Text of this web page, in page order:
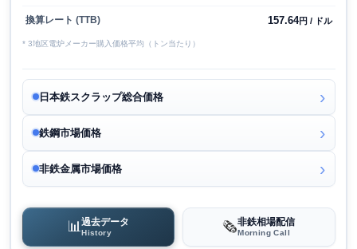
換算レート (TTB) 157.64円 / ドル
* 3地区電炉メーカー購入価格平均（トン当たり）
日本鉄スクラップ総合価格
鉄鋼市場価格
非鉄金属市場価格
📊過去データ
History 🗞️非鉄相場配信
Morning Call